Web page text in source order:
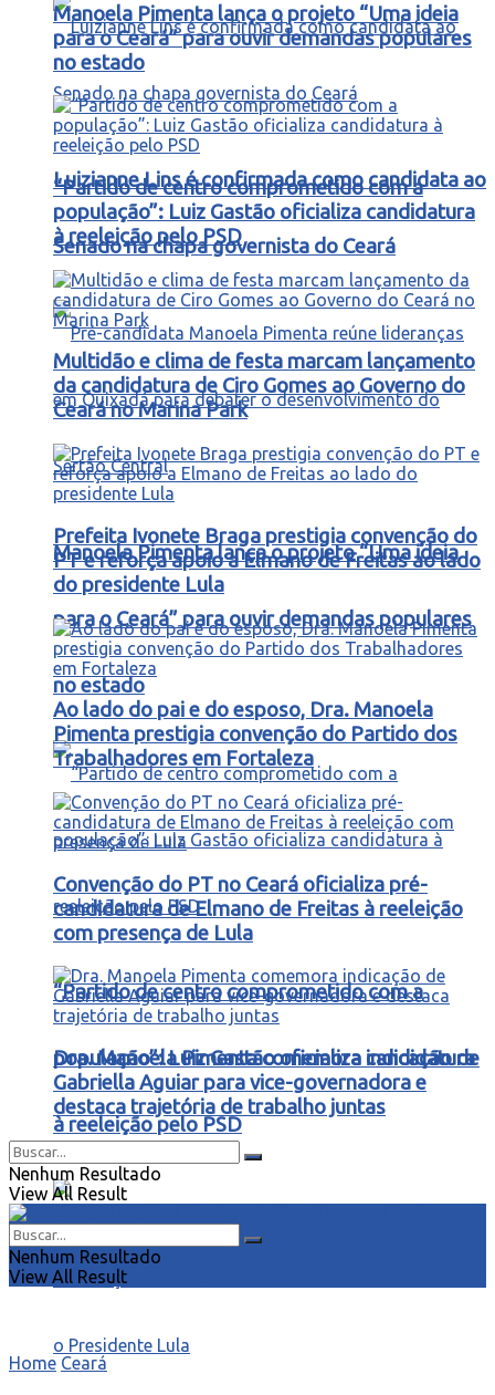
Luizianne Lins é confirmada como candidata ao
Senado na chapa governista do Ceará
Manoela Pimenta lança o projeto “Uma ideia
para o Ceará” para ouvir demandas populares
no estado
“Partido de centro comprometido com a
população”: Luiz Gastão oficializa candidatura
à reeleição pelo PSD
Manoela Pimenta lança o projeto “Uma ideia
para o Ceará” para ouvir demandas populares
no estado
“Partido de centro comprometido com a
população”: Luiz Gastão oficializa candidatura
à reeleição pelo PSD
Multidão e clima de festa marcam lançamento
da candidatura de Ciro Gomes ao Governo do
Ceará no Marina Park
Prefeita Ivonete Braga prestigia convenção do
PT e reforça apoio a Elmano de Freitas ao lado
do presidente Lula
Ao lado do pai e do esposo, Dra. Manoela
Pimenta prestigia convenção do Partido dos
Trabalhadores em Fortaleza
Convenção do PT no Ceará oficializa pré-
candidatura de Elmano de Freitas à reeleição
com presença de Lula
Dra. Manoela Pimenta comemora indicação de
Gabriella Aguiar para vice-governadora e
destaca trajetória de trabalho juntas
Nenhum Resultado
View All Result
Nenhum Resultado
View All Result
Home Ceará